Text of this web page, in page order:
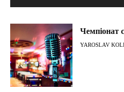
Чемпіонат
YAROSLAV